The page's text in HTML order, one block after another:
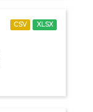
CSV XLSX